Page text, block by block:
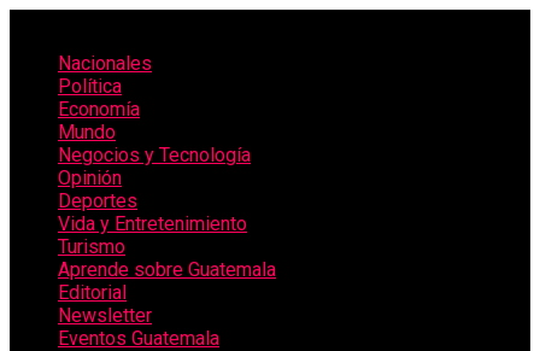
Nacionales
Política
Economía
Mundo
Negocios y Tecnología
Opinión
Deportes
Vida y Entretenimiento
Turismo
Aprende sobre Guatemala
Editorial
Newsletter
Eventos Guatemala